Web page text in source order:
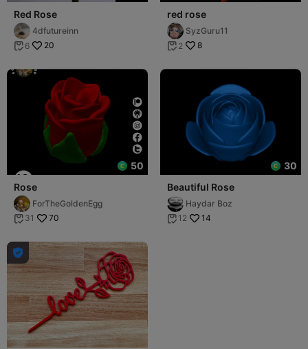
Red Rose
4dfutureinn
 6 20
red rose
SyzGuru11
 2 8
50
Rose
ForTheGoldenEgg
 31 70
30
Beautiful Rose
Haydar Boz
 12 14
